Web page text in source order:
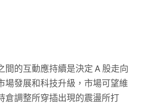
的互動應持續是決定 A 股走向
場發展和科技升級，市場可望維
倉調整所穿插出現的震盪所打